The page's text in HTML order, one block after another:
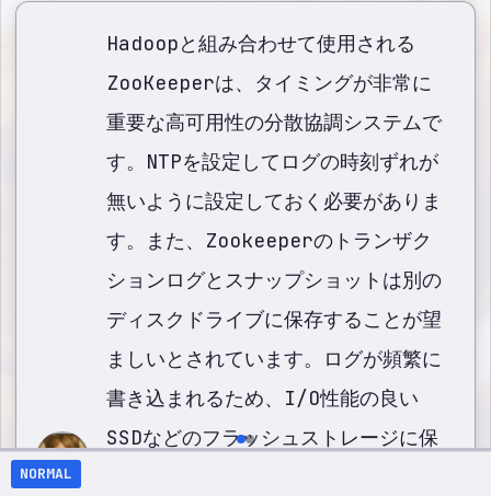
Hadoopと組み合わせて使用される
ZooKeeperは、タイミングが非常に
重要な高可用性の分散協調システムで
す。NTPを設定してログの時刻ずれが
無いように設定しておく必要がありま
す。また、Zookeeperのトランザク
ションログとスナップショットは別の
ディスクドライブに保存することが望
ましいとされています。ログが頻繁に
書き込まれるため、I/O性能の良い
SSDなどのフラッシュストレージに保
NORMAL